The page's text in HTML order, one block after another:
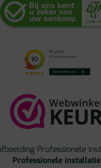
Professionele installatie